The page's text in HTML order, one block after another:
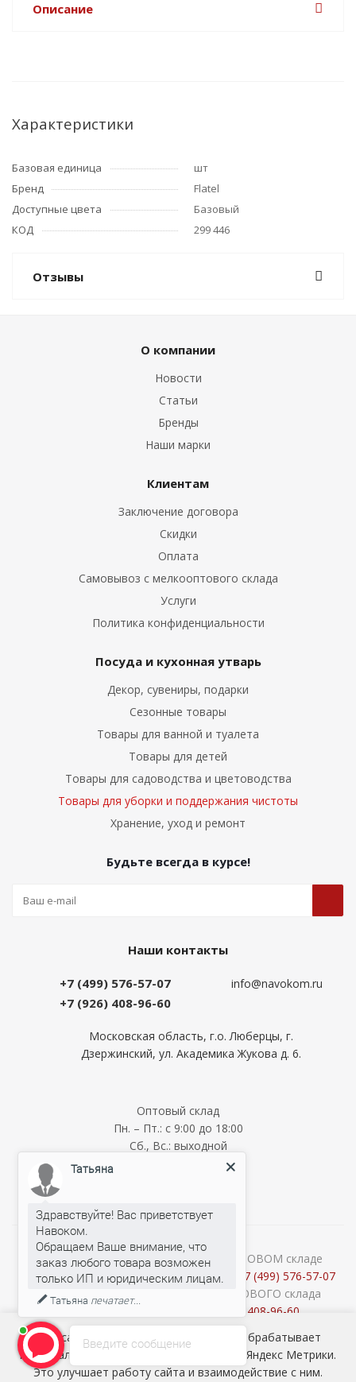
Описание
Характеристики
Базовая единица
шт
Бренд
Flatel
Доступные цвета
Базовый
КОД
299 446
Отзывы
О компании
Новости
Статьи
Бренды
Наши марки
Клиентам
Заключение договора
Скидки
Оплата
Самовывоз с мелкооптового склада
Услуги
Политика конфиденциальности
Посуда и кухонная утварь
Декор, сувениры, подарки
Сезонные товары
Товары для ванной и туалета
Товары для детей
Товары для садоводства и цветоводства
Товары для уборки и поддержания чистоты
Хранение, уход и ремонт
Будьте всегда в курсе!
Наши контакты
+7 (499) 576-57-07
+7 (926) 408-96-60
info@navokom.ru
Московская область, г.о. Люберцы, г.
Дзержинский, ул. Академика Жукова д. 6.
Оптовый склад
Пн. – Пт.: с 9:00 до 18:00
Сб., Вс.: выходной
Мелкооптовый склад
О наличии и стоимости товара на ОПТОВОМ складе
уточняйте у менеджеров по телефону:
+7 (499) 576-57-07
Консультации продавцов МЕЛКООПТОВОГО склада
+7 (926) 408-96-60
2026 © ООО «НАВОКОМ» - хозтовары, посуда и товары для
сада ОПТОМ
Наш сайт использует cookie-файлы и обрабатывает
персональные данные с использованием Яндекс Метрики.
Это улучшает работу сайта и взаимодействие с ним.
Введите сообщение
Татьяна
Здравствуйте! Вас приветствует
Навоком.
Обращаем Ваше внимание, что
заказ любого товара возможен
Татьяна печатает...